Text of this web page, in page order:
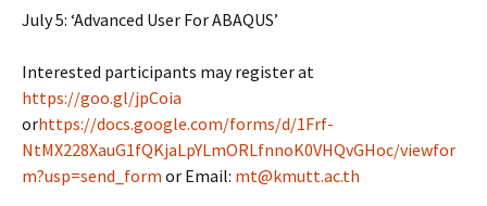
July 5: ‘Advanced User For ABAQUS’
Interested participants may register at
https://goo.gl/jpCoia
orhttps://docs.google.com/forms/d/1Frf-
NtMX228XauG1fQKjaLpYLmORLfnnoK0VHQvGHoc/viewfor
m?usp=send_form or Email: mt@kmutt.ac.th